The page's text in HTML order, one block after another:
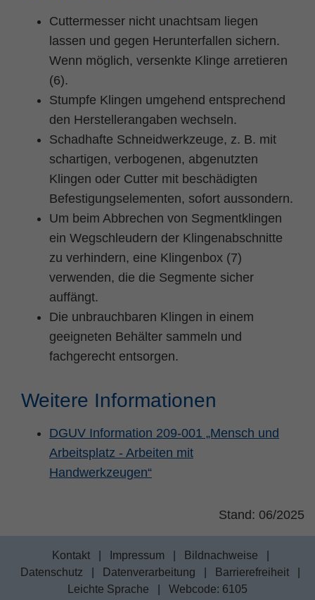
Cuttermesser nicht unachtsam liegen
lassen und gegen Herunterfallen sichern.
Wenn möglich, versenkte Klinge arretieren
(6).
Stumpfe Klingen umgehend entsprechend
den Herstellerangaben wechseln.
Schadhafte Schneidwerkzeuge, z. B. mit
schartigen, verbogenen, abgenutzten
Klingen oder Cutter mit beschädigten
Befestigungselementen, sofort aussondern.
Um beim Abbrechen von Segmentklingen
ein Wegschleudern der Klingenabschnitte
zu verhindern, eine Klingenbox (7)
verwenden, die die Segmente sicher
auffängt.
Die unbrauchbaren Klingen in einem
geeigneten Behälter sammeln und
fachgerecht entsorgen.
Weitere Informationen
DGUV Information 209-001 „Mensch und
Arbeitsplatz - Arbeiten mit
Handwerkzeugen“
Stand: 06/2025
Kontakt Impressum Bildnachweise
Datenschutz
Datenverarbeitung Barrierefreiheit
Leichte Sprache
Webcode: 6105